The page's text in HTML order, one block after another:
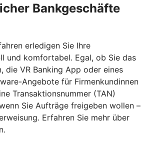
Bankgeschäfte
erledigen Sie Ihre
und komfortabel. Egal, ob Sie das
die VR Banking App oder eines
Angebote für Firmenkundinnen
Transaktionsnummer (TAN)
Sie Aufträge freigeben wollen –
Erfahren Sie mehr über